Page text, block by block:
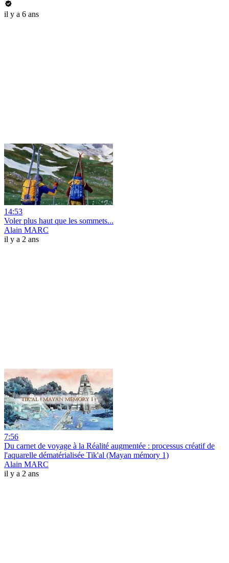
il y a 6 ans
14:53
Voler plus haut que les sommets...
Alain MARC
il y a 2 ans
7:56
Du carnet de voyage à la Réalité augmentée : processus créatif de
l'aquarelle dématérialisée Tik'al (Mayan mémory 1)
Alain MARC
il y a 2 ans